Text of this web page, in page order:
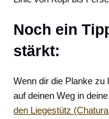
Noch ein
stärkt:
Wenn dir die Planke zu
auf deinen Weg in
den Liegestütz